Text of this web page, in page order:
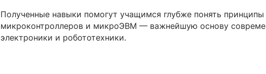
Полученные навыки помогут учащимся глубже понять
микроконтроллеров и микроЭВМ — важнейшую основу
электроники и робототехники.